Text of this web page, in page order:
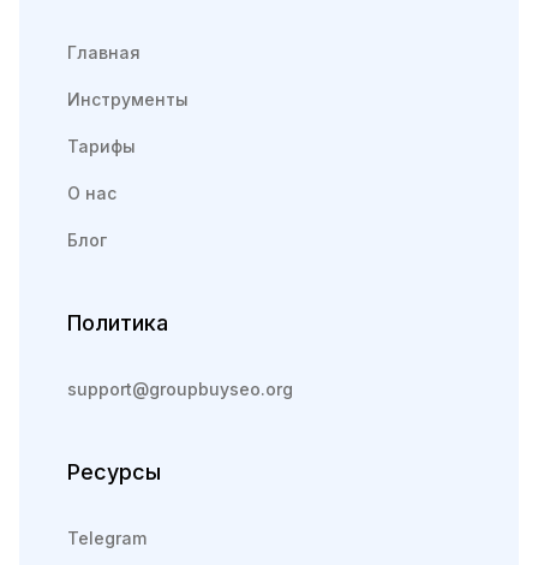
Главная
Инструменты
Тарифы
О нас
Блог
Политика
support@groupbuyseo.org
Ресурсы
Telegram